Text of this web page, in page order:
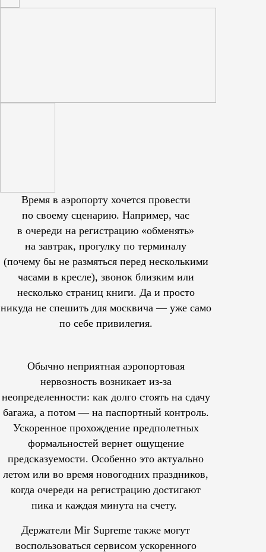
Время в аэропорту хочется провести
по своему сценарию. Например, час
в очереди на регистрацию «обменять»
на завтрак, прогулку по терминалу
(почему бы не размяться перед несколькими
часами в кресле), звонок близким или
несколько страниц книги. Да и просто
никуда не спешить для москвича — уже само
по себе привилегия.
Обычно неприятная аэропортовая
нервозность возникает из-за
неопределенности: как долго стоять на сдачу
багажа, а потом — на паспортный контроль.
Ускоренное прохождение предполетных
формальностей вернет ощущение
предсказуемости. Особенно это актуально
летом или во время новогодних праздников,
когда очереди на регистрацию достигают
пика и каждая минута на счету.
Держатели Mir Supreme также могут
воспользоваться сервисом ускоренного